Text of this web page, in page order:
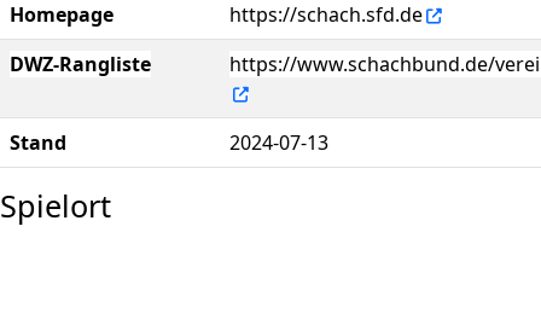
Homepage
https://schach.sfd.de
DWZ-Rangliste
https://www.schachbund.de/
Stand 2024-07-13
Spielort